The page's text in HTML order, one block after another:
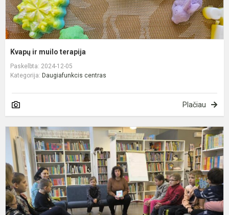
Kvapų ir muilo terapija
Paskelbta: 2024-12-05
Kategorija: Daugiafunkcis centras
Plačiau